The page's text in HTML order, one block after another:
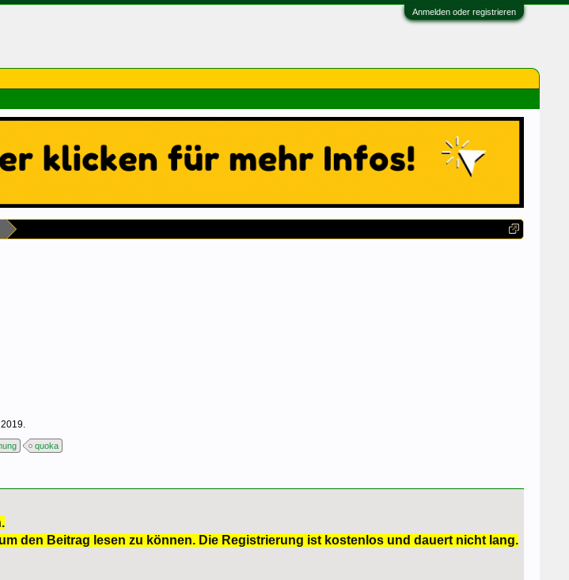
Anmelden oder registrieren
.
quoka
den Beitrag lesen zu können. Die Registrierung ist kostenlos und dauert nicht lang.